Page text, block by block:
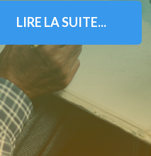
LIRE LA SUITE...